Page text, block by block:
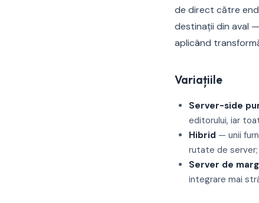
de direct către
destinații din aval
aplicând
Variațiile
Server-side
editorului, iar
Hibrid — unii
rutate de
Server de
integrare mai